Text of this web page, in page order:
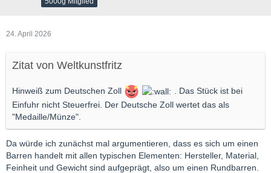
24. April 2026
Zitat von Weltkunstfritz
Hinweiß zum Deutschen Zoll
. Das Stück ist bei
Einfuhr nicht Steuerfrei. Der Deutsche Zoll wertet das als
"Medaille/Münze".
Da würde ich zunächst mal argumentieren, dass es sich um einen
Barren handelt mit allen typischen Elementen: Hersteller, Material,
Feinheit und Gewicht sind aufgeprägt, also um einen Rundbarren.